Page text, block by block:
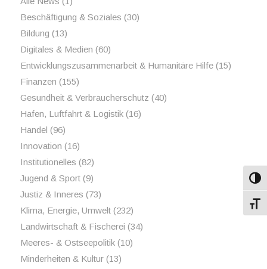
Beschäftigung & Soziales (30)
Bildung (13)
Digitales & Medien (60)
Entwicklungszusammenarbeit & Humanitäre Hilfe(15)
Finanzen (155)
Gesundheit & Verbraucherschutz (40)
Hafen, Luftfahrt & Logistik(16)
Handel (96)
Innovation (16)
Institutionelles (82)
Jugend & Sport(9)
Justiz & Inneres (73)
Klima, Energie, Umwelt(232)
Landwirtschaft & Fischerei (34)
Meeres- & Ostseepolitik(10)
Minderheiten & Kultur(13)